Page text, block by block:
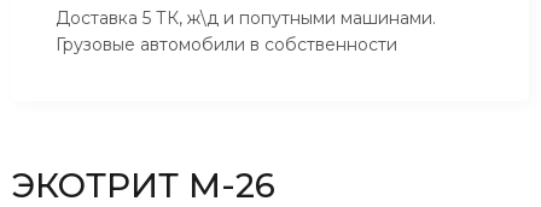
Доставка 5 ТК, ж\д и попутными машинами.
Грузовые автомобили в собственности
ЭКОТРИТ М-26